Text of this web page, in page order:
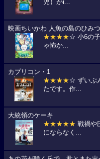
児）がi...
映画ちいかわ 人魚の島のひみつ
★★★★☆ 小6の
ゃ怖か...
カプリコン・1
★★★★☆ ずいぶ
たです。作...
大統領のケーキ
★★★★★ 戦禍や
にならなく...